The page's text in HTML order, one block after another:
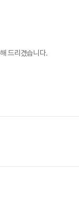
드리겠습니다.